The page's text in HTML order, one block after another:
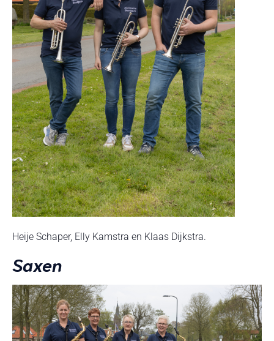
Heije Schaper, Elly Kamstra en Klaas Dijkstra.
Saxen